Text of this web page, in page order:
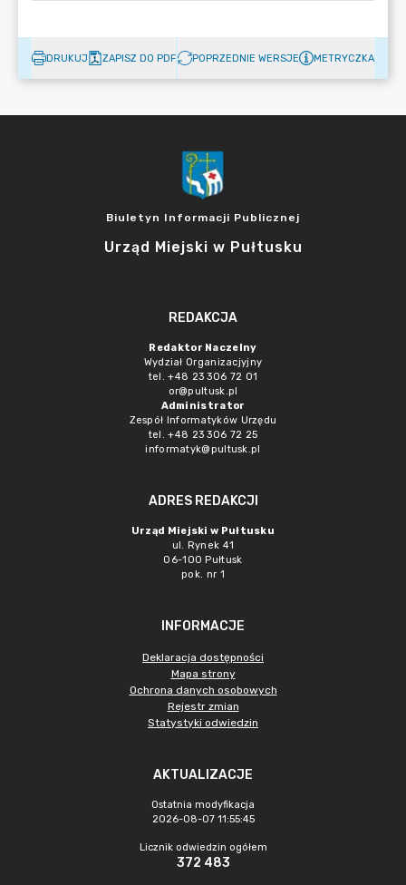
DRUKUJ ZAPISZ DO PDF POPRZEDNIE WERSJE METRYCZKA
Biuletyn Informacji Publicznej
Urząd Miejski w Pułtusku
REDAKCJA
Redaktor Naczelny
Wydział Organizacjyjny
tel. +48 23 306 72 01
or@pultusk.pl
Administrator
Zespół Informatyków Urzędu
tel. +48 23 306 72 25
informatyk@pultusk.pl
ADRES REDAKCJI
Urząd Miejski w Pułtusku
ul. Rynek 41
06-100 Pułtusk
pok. nr 1
INFORMACJE
Deklaracja dostępności
Mapa strony
Ochrona danych osobowych
Rejestr zmian
Statystyki odwiedzin
AKTUALIZACJE
Ostatnia modyfikacja
2026-08-07 11:55:45
Licznik odwiedzin ogółem
372 483